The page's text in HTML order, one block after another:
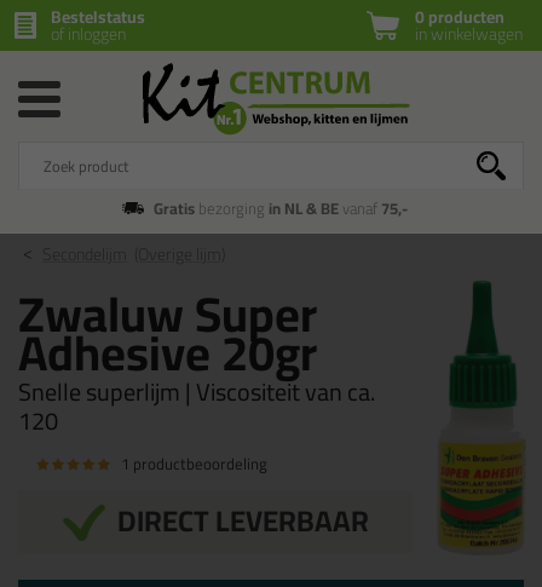
0 producten
in winkelwagen
Bestelstatus
of inloggen
Gratisbezorging in NL & BEvanaf75,-
Zwaluw Super
Adhesive 20gr
Snelle superlijm | Viscositeit van ca.
120
1 productbeoordeling
DIRECT LEVERBAAR